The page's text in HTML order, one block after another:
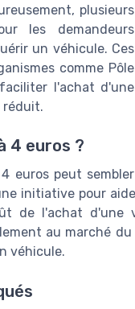
plusieurs
les demandeurs
un véhicule. Ces
comme Pôle
l'achat d'une
réduit.
4 euros ?
euros peut sembler
initiative pour
de l'achat d'une
au marché
véhicule.